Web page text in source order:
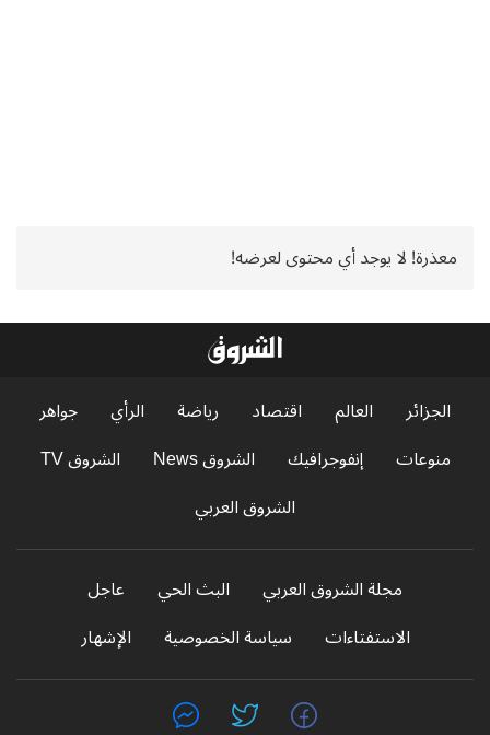
معذرة! لا يوجد أي محتوى لعرضه!
الجزائر العالم اقتصاد رياضة الرأي
جواهر
منوعات
إنفوجرافيك الشروق News
الشروق TV
الشروق العربي
مجلة الشروق العربي البث الحي
عاجل
الاستفتاءات
سياسة الخصوصية الإشهار